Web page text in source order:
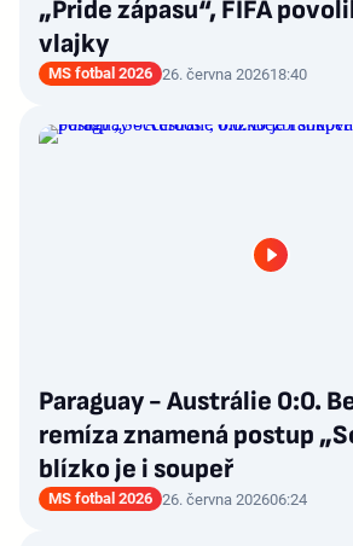
„Pride zápasu“, FIFA
vlajky
MS fotbal 2026 26. června 202618:40
Paraguay - Austrálie 0:0.
remíza znamená postup
blízko je i soupeř
MS fotbal 2026 26. června 202606:24